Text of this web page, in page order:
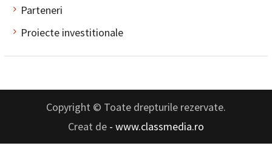
Parteneri
Proiecte investitionale
Copyright © Toate drepturile rezervate.
Creat de - www.classmedia.ro